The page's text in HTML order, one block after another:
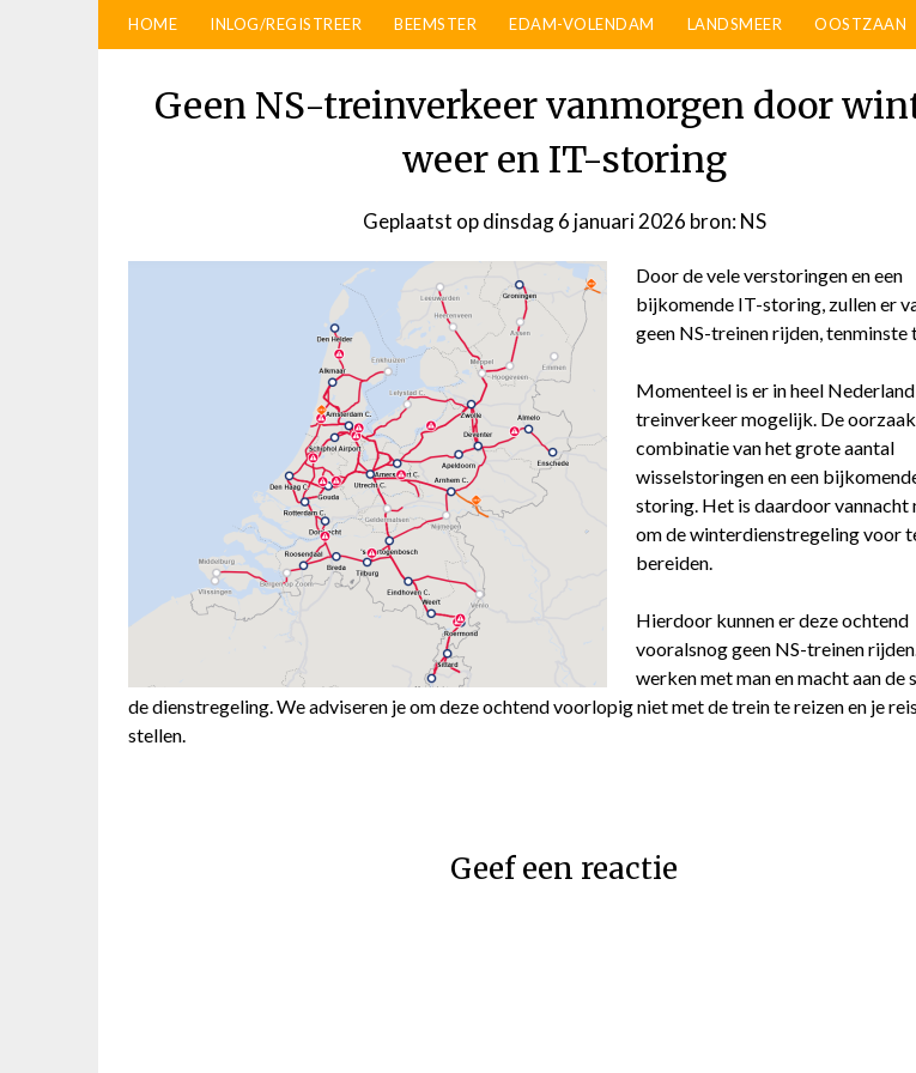
HOME INLOG/REGISTREER BEEMSTER EDAM-VOLENDAM LANDSMEER OOSTZAAN
Geen NS-treinverkeer vanmorgen door
weer en IT-storing
Geplaatst opdinsdag 6 januari 2026 door
bron: NS
Door de vele verstoringen en een
bijkomende IT-storing, zullen er
geen NS-treinen rijden, tenminste
Momenteel is er in heel
treinverkeer mogelijk. De oorzaak
combinatie van het grote aantal
wisselstoringen en een
storing. Het is daardoor vannacht
om de winterdienstregeling voor
bereiden.
Hierdoor kunnen er deze ochtend
vooralsnog geen NS-treinen
werken met man en macht aan de
de dienstregeling. We adviseren je om deze ochtend voorlopig niet met de trein te reizen en je
stellen.
Geef een reactie